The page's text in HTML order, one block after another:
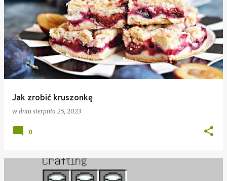
Jak zrobić kruszonkę
w dniu sierpnia 25, 2023
0